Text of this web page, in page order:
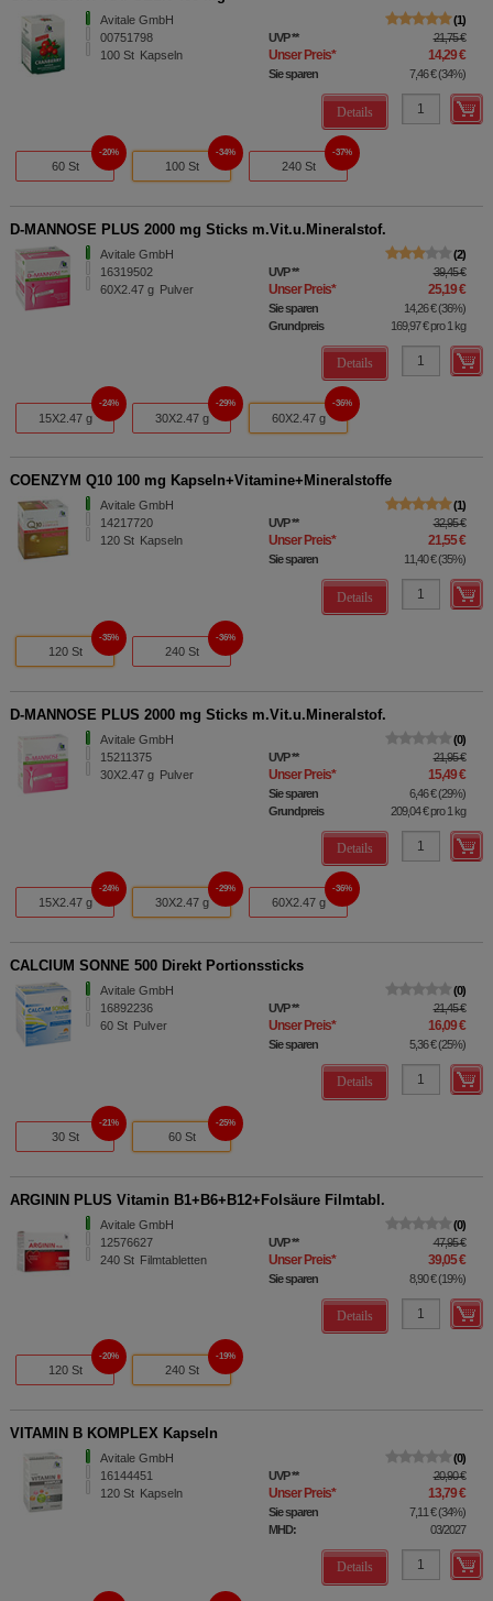
Avitale GmbH
00751798
100 St Kapseln
1
UVP** 21,75 €
Unser Preis* 14,29 €
Sie sparen 7,46 €(34%)
Details
60 St
20%
100 St
34%
240 St
37%
D-MANNOSE PLUS 2000 mg Sticks m.Vit.u.Mineralstof.
Avitale GmbH
16319502
60X2.47 g Pulver
2
UVP** 39,45 €
Unser Preis* 25,19 €
Sie sparen 14,26 €(36%)
Grundpreis
169,97 €pro 1 kg
Details
15X2.47 g
24%
30X2.47 g
29%
60X2.47 g
36%
COENZYM Q10 100 mg Kapseln+Vitamine+Mineralstoffe
Avitale GmbH
14217720
120 St Kapseln
1
UVP** 32,95 €
Unser Preis* 21,55 €
Sie sparen 11,40 €(35%)
Details
120 St
35%
240 St
36%
D-MANNOSE PLUS 2000 mg Sticks m.Vit.u.Mineralstof.
Avitale GmbH
15211375
30X2.47 g Pulver
0
UVP** 21,95 €
Unser Preis* 15,49 €
Sie sparen 6,46 €(29%)
Grundpreis
209,04 €pro 1 kg
Details
15X2.47 g
24%
30X2.47 g
29%
60X2.47 g
36%
CALCIUM SONNE 500 Direkt Portionssticks
Avitale GmbH
16892236
60 St Pulver
0
UVP** 21,45 €
Unser Preis* 16,09 €
Sie sparen 5,36 €(25%)
Details
30 St
21%
60 St
25%
ARGININ PLUS Vitamin B1+B6+B12+Folsäure Filmtabl.
Avitale GmbH
12576627
240 St Filmtabletten
0
UVP** 47,95 €
Unser Preis* 39,05 €
Sie sparen 8,90 €(19%)
Details
120 St
20%
240 St
19%
VITAMIN B KOMPLEX Kapseln
Avitale GmbH
16144451
120 St Kapseln
0
UVP** 20,90 €
Unser Preis* 13,79 €
Sie sparen 7,11 €(34%)
MHD:
03/2027
Details